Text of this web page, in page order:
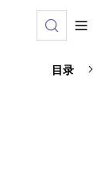
index is
目录